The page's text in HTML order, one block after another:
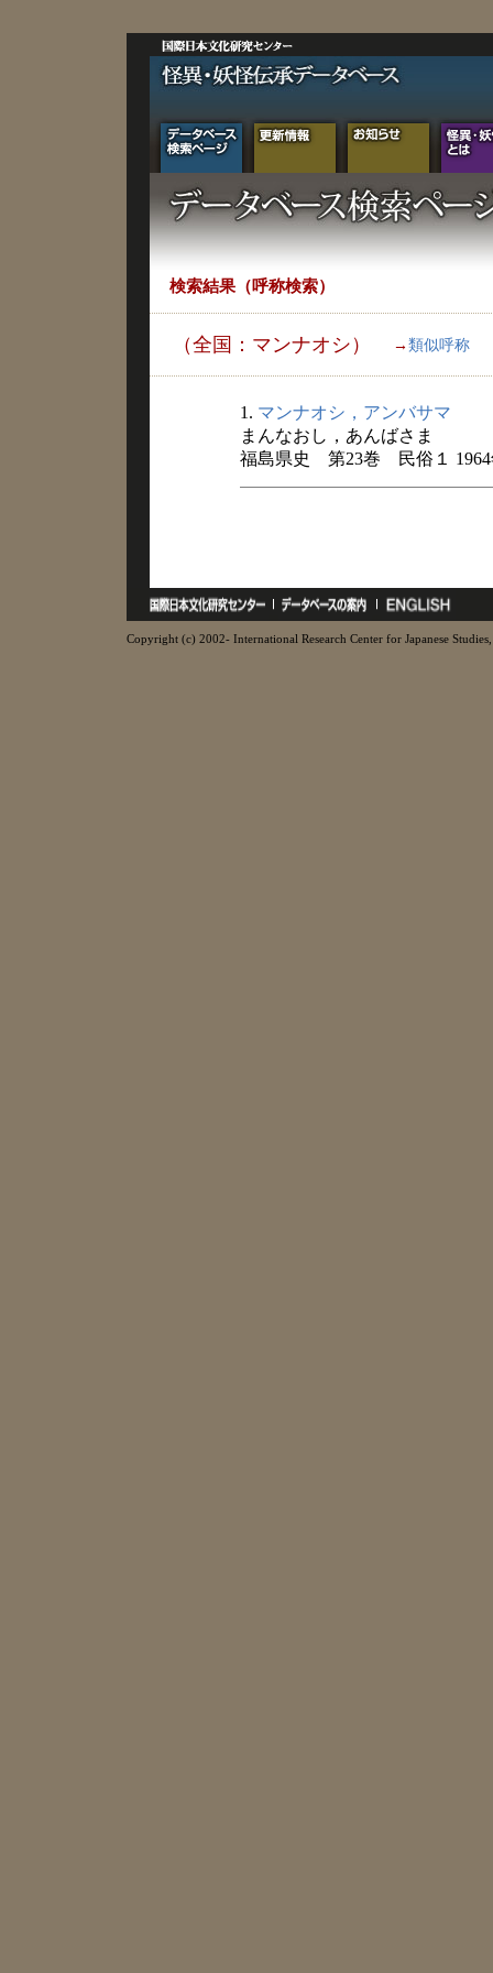
検索結果（呼称検索）
（全国：マンナオシ） → 類似呼称
1. マンナオシ，アンバサマ
まんなおし，あんばさま
福島県史 第23巻 民俗１ 1964
Copyright (c) 2002- International Research Center for Japanese